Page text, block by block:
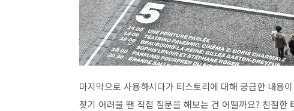
마지막으로 사용하시다가 티스토리에 대해 궁금한 내용
찾기 어려울 땐 직접 질문을 해보는 건 어떨까요? 친절한